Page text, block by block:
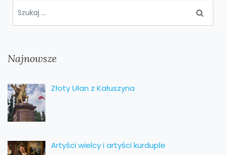
Najnowsze
Złoty Ułan z Kałuszyna
Artyści wielcy i artyści kurduple